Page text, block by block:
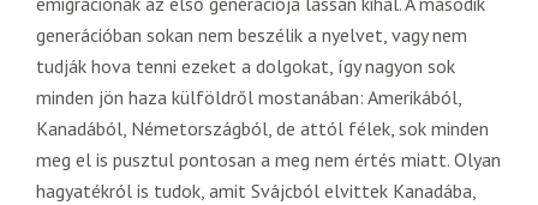
generációban sokan nem beszélik a nyelvet, vagy nem
tudják hova tenni ezeket a dolgokat, így nagyon sok
minden jön haza külföldről mostanában: Amerikából,
Kanadából, Németországból, de attól félek, sok minden
meg el is pusztul pontosan a meg nem értés miatt. Olyan
hagyatékról is tudok, amit Svájcból elvittek Kanadába,